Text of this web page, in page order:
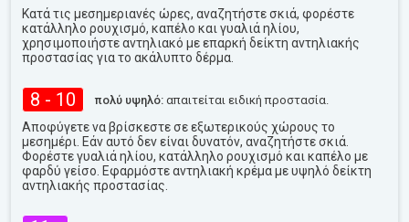
Κατά τις μεσημεριανές ώρες, αναζητήστε σκιά, φορέστε
κατάλληλο ρουχισμό, καπέλο και γυαλιά ηλίου,
χρησιμοποιήστε αντηλιακό με επαρκή δείκτη αντηλιακής
προστασίας για το ακάλυπτο δέρμα.
8 - 10 πολύ υψηλό: απαιτείται ειδική προστασία.
Αποφύγετε να βρίσκεστε σε εξωτερικούς χώρους το
μεσημέρι. Εάν αυτό δεν είναι δυνατόν, αναζητήστε σκιά.
Φορέστε γυαλιά ηλίου, κατάλληλο ρουχισμό και καπέλο με
φαρδύ γείσο. Εφαρμόστε αντηλιακή κρέμα με υψηλό δείκτη
αντηλιακής προστασίας.